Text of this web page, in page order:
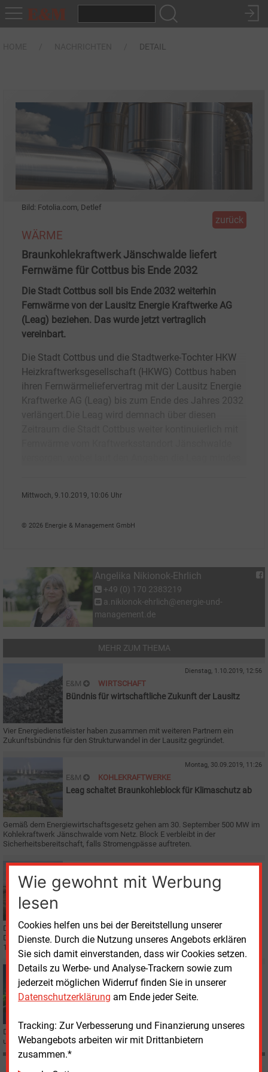
DETAIL
Wie gewohnt mit Werbung
lesen
Cookies helfen uns bei der Bereitstellung unserer
Dienste. Durch die Nutzung unseres Angebots erklären
Sie sich damit einverstanden, dass wir Cookies setzen.
Details zu Werbe- und Analyse-Trackern sowie zum
jederzeit möglichen Widerruf finden Sie in unserer
Datenschutzerklärung am Ende jeder Seite.
Tracking: Zur Verbesserung und Finanzierung unseres
Webangebots arbeiten wir mit Drittanbietern
zusammen.*
Bild: Fotolia.com, Detlef
zurück
WÄRME
Braunkohlekraftwerk Jänschwalde liefert
Fernwäme für Cottbus bis Ende 2032
Die Stadt Cottbus soll bis Ende 2032 weiterhin
Fernwärme von der Lausitz Energie Kraftwerke AG
(Leag) beziehen. Das wurde jetzt vertraglich
vereinbart.
Die Stadt Cottbus und die Stadtwerke-Tochter HKW
Heizkraftwerksgesellschaft (HKWG) Cottbus haben
ihren Fernwärmeliefervertrag mit der Lausitz Energie
Kraftwerke AG (Leag) bis zum Ende des Jahres 2032
Mittwoch, 9.10.2019, 10:06 Uhr
© 2026 Energie & Management GmbH
Angelika Nikionok-Ehrlich
+49 (0) 170 2383219
a.nikionok-ehrlich@energie-und-
management.de
MEHR ZUM THEMA
Dienstag, 1.10.2019, 12:56
E&M WIRTSCHAFT
Bündnis für wirtschaftliche Zukunft der Lausitz
Vier Energiedienstleister haben zusammen mit weiteren Partnern ein
Zukunftsbündnis für den Strukturwandel in der Lausitz gegründet.
Montag, 30.09.2019, 11:26
E&M KOHLEKRAFTWERKE
Leag schaltet Braunkohleblock für Klimaschutz ab
Gemäß dem Energiewirtschaftsgesetz gehen am 30. September 500 MW im
Kohlekraftwerk Jänschwalde vom Netz. Block E verbleibt in der
Sicherheitsbereitschaft, falls Stromengpässe auftreten.
Freitag, 30.08.2019, 14:56
E&M KOHLE
Vorläufig keine Braunkohle mehr aus dem Tagebau
Der Abbau im Tagebau Jänschwalde in Brandenburg wird vorläufig gestoppt.
Das entschied das Verwaltungsgericht Cottbus am 30. August. Ab
1.
September läuft nur ein Sicherheitsbetrieb.
Mittwoch, 7.08.2019, 17:32
E&M REGENERATIVE
Brandenburg setzt auf Wasserstoff
Das ostdeutsche Bundesland ist schon ein wichtiger Windstromproduzent
und sieht große Chancen in einer ergänzenden Wasserstoffwirtschaft.